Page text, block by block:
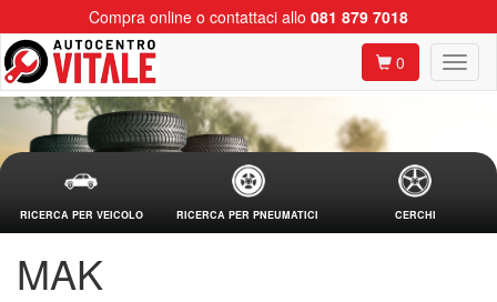
Compra online o contattaci allo 081 879 7018
0
RICERCA PER VEICOLO RICERCA PER PNEUMATICI CERCHI
MAK